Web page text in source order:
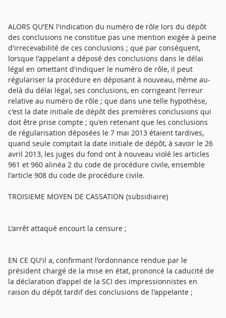
ALORS QU'EN l'indication du numéro de rôle lors du dépôt
des conclusions ne constitue pas une mention exigée à peine
d'irrecevabilité de ces conclusions ; que par conséquent,
lorsque l'appelant a déposé des conclusions dans le délai
légal en omettant d'indiquer le numéro de rôle, il peut
régulariser la procédure en déposant à nouveau, même au-
delà du délai légal, ses conclusions, en corrigeant l'erreur
relative au numéro de rôle ; que dans une telle hypothèse,
c'est la date initiale de dépôt des premières conclusions qui
doit être prise compte ; qu'en retenant que les conclusions
de régularisation déposées le 7 mai 2013 étaient tardives,
quand seule comptait la date initiale de dépôt, à savoir le 26
avril 2013, les juges du fond ont à nouveau violé les articles
961 et 960 alinéa 2 du code de procédure civile, ensemble
l'article 908 du code de procédure civile.
TROISIEME MOYEN DE CASSATION (subsidiaire)
L'arrêt attaqué encourt la censure ;
EN CE QU'il a, confirmant l'ordonnance rendue par le
président chargé de la mise en état, prononcé la caducité de
la déclaration d'appel de la SCI des impressionnistes en
raison du dépôt tardif des conclusions de l'appelante ;